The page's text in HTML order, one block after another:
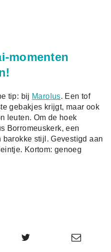
momenten
tip: bij Marolus. Een tof
gebakjes krijgt, maar ook
leuten. Om de hoek
Borromeuskerk, een
stijl. Gevestigd aan
Kortom: genoeg